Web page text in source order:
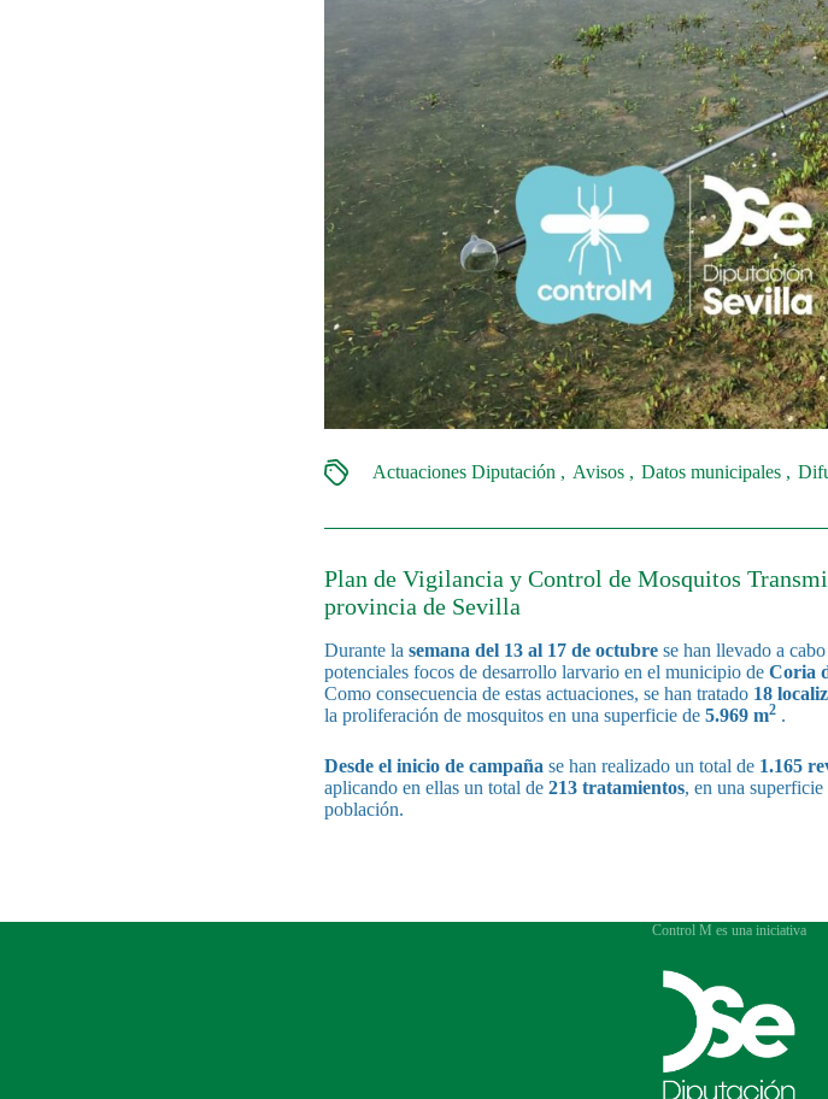
Actuaciones Diputación Avisos Datos municipales
Plan de Vigilancia y Control de Mosquitos
provincia de Sevilla
Durante la semana del 13 al 17 de octubre se han llevado a cabo
potenciales focos de desarrollo larvario en el municipio de Coria
Como consecuencia de estas actuaciones, se han tratado 18
la proliferación de mosquitos en una superficie de 5.969 m2.
Desde el inicio de campaña se han realizado un total de 1.165
aplicando en ellas un total de 213 tratamientos, en una superficie
población.
Control M es una iniciativa